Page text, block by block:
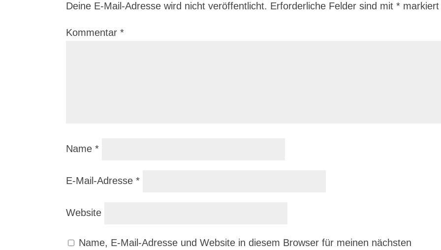
Deine E-Mail-Adresse wird nicht veröffentlicht. Erforderliche Felder sind mit* markiert
Kommentar*
Name*
E-Mail-Adresse*
Website
Name, E-Mail-Adresse und Website in diesem Browser für meinen nächsten